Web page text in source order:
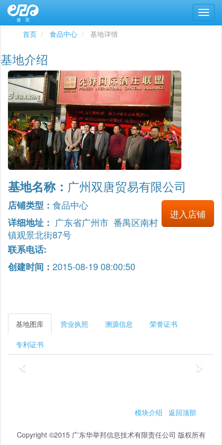
首页 食品中心 基地详情
基地介绍
基地名称： 广州双唐贸易有限公司
店铺类型： 食品中心
进入店铺
详细地址： 广东省广州市 番禺区南村
镇观景北街87号
联系电话:
创建时间： 2015-08-19 08:00:50
基地图库 营业执照 溯源信息 荣誉证书
专利证书
模块介绍 返回顶部
Copyright ©2015 广东华举邦信息技术有限责任公司 版权所有